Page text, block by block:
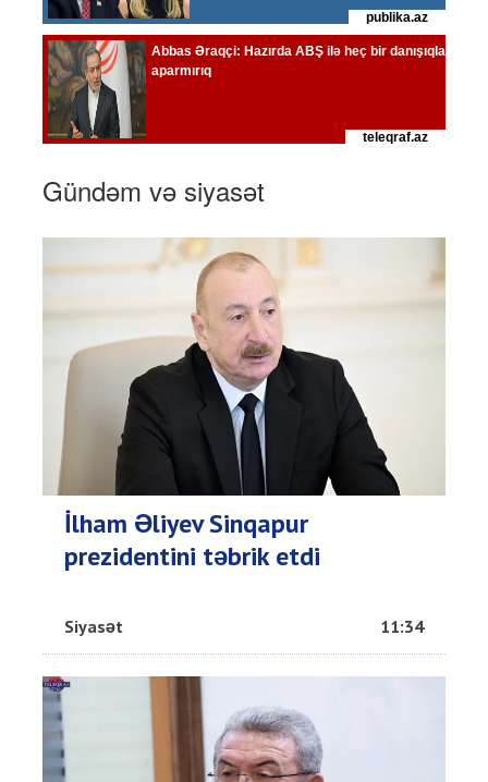
Gündəm və siyasət
İlham Əliyev Sinqapur
prezidentini təbrik etdi
Siyasət 11:34